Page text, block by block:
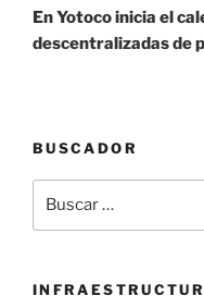
entrada
En Yotoco inicia el
descentralizadas de
BUSCADOR
por: